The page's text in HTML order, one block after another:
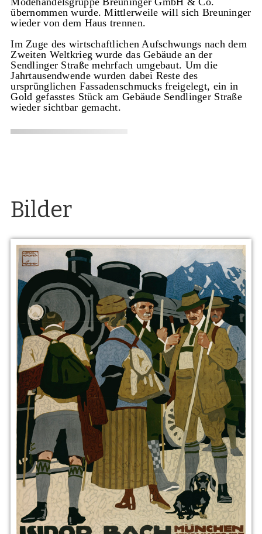
übernommen wurde. Mittlerweile will sich Breuninger
wieder von dem Haus trennen.
Im Zuge des wirtschaftlichen Aufschwungs nach dem
Zweiten Weltkrieg wurde das Gebäude an der
Sendlinger Straße mehrfach umgebaut. Um die
Jahrtausendwende wurden dabei Reste des
ursprünglichen Fassadenschmucks freigelegt, ein in
Gold gefasstes Stück am Gebäude Sendlinger Straße
wieder sichtbar gemacht.
Bilder